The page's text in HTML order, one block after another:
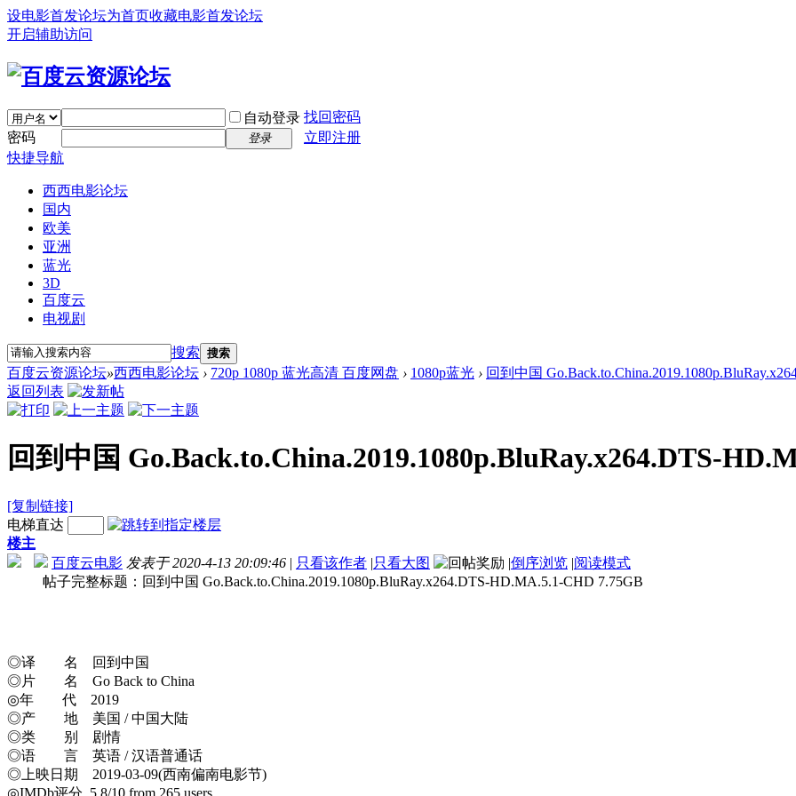
设电影首发论坛为首页收藏电影首发论坛
开启辅助访问
自动登录 找回密码
密码
登录
立即注册
快捷导航
西西电影论坛
国内
欧美
亚洲
蓝光
3D
百度云
电视剧
搜索 搜索
百度云资源论坛»西西电影论坛 › 720p 1080p 蓝光高清 百度网盘 › 1080p蓝光 › 回到中国
返回列表
回到中国 Go.Back.to.China.2019.1080p.BluRay.x264.DTS-
[复制链接]
电梯直达
楼主
百度云电影 发表于 2020-4-13 20:09:46 | 只看该作者 |只看大图 |倒序浏览 |阅读模式
帖子完整标题：回到中国 Go.Back.to.China.2019.1080p.BluRay.x264.DTS-HD.MA.5.1-CHD 7.75GB
◎译 名 回到中国
◎片 名 Go Back to China
◎年 代 2019
◎产 地 美国 / 中国大陆
◎类 别 剧情
◎语 言 英语 / 汉语普通话
◎上映日期 2019-03-09(西南偏南电影节)
◎IMDb评分 5.8/10 from 265 users